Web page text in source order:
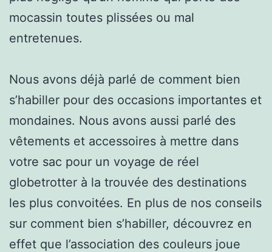
mocassin toutes plissées ou mal
entretenues.
Nous avons déjà parlé de comment bien
s’habiller pour des occasions importantes et
mondaines. Nous avons aussi parlé des
vêtements et accessoires à mettre dans
votre sac pour un voyage de réel
globetrotter à la trouvée des destinations
les plus convoitées. En plus de nos conseils
sur comment bien s’habiller, découvrez en
effet que l’association des couleurs joue